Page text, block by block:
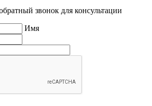
звонок для консультации
Имя